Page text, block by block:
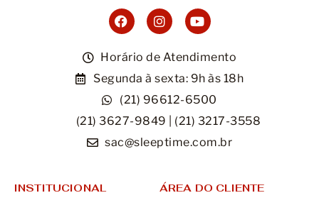
Horário de Atendimento
Segunda à sexta: 9h às 18h
(21) 96612-6500
(21) 3627-9849 | (21) 3217-3558
sac@sleeptime.com.br
INSTITUCIONAL ÁREA DO CLIENTE